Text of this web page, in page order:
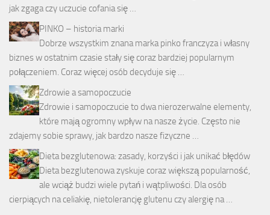
jak zgaga czy uczucie cofania się …
PINKO – historia marki
Dobrze wszystkim znana marka pinko franczyza i własny
biznes w ostatnim czasie stały się coraz bardziej popularnym
połączeniem. Coraz więcej osób decyduje się …
Zdrowie a samopoczucie
Zdrowie i samopoczucie to dwa nierozerwalne elementy,
które mają ogromny wpływ na nasze życie. Często nie
zdajemy sobie sprawy, jak bardzo nasze fizyczne …
Dieta bezglutenowa: zasady, korzyści i jak unikać błędów
Dieta bezglutenowa zyskuje coraz większą popularność,
ale wciąż budzi wiele pytań i wątpliwości. Dla osób
cierpiących na celiakię, nietolerancję glutenu czy alergię na …